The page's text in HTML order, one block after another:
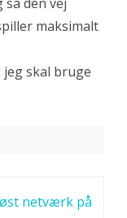
maksimalt
skal bruge
netværk på